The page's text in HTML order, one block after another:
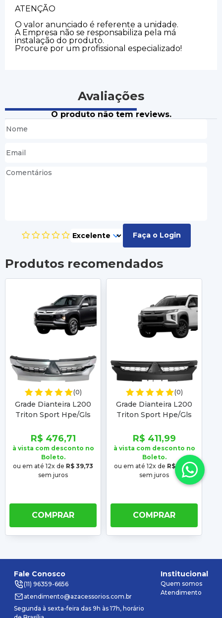
ATENÇÃO
O valor anunciado é referente a unidade.
A Empresa não se responsabiliza pela má
instalação do produto.
Procure por um profissional especializado!
Avaliações
O produto não tem reviews.
Faça o Login
Produtos recomendados
(0)
Grade Dianteira L200
Triton Sport Hpe/Gls
Cromada
R$ 476,71
à vista com desconto no
Boleto.
ou em até 12x de R$ 39,73
sem juros
COMPRAR
(0)
Grade Dianteira L200
Triton Sport Hpe/Gls
Fosca
R$ 411,99
à vista com desconto no
Boleto.
ou em até 12x de R$ 34,33
sem juros
COMPRAR
Fale Conosco
(11) 96359-6656
atendimento@azacessorios.com.br
Segunda à sexta-feira das 9h às 17h, horário
Institucional
Quem somos
Atendimento